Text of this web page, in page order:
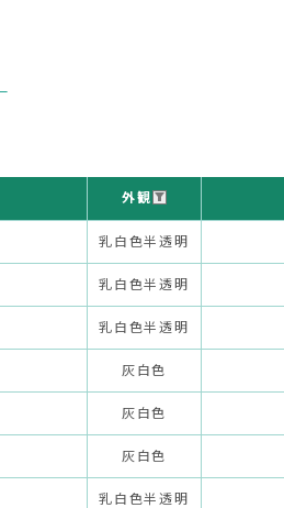
外観
乳白色半透明
乳白色半透明
乳白色半透明
灰白色
灰白色
灰白色
乳白色半透明